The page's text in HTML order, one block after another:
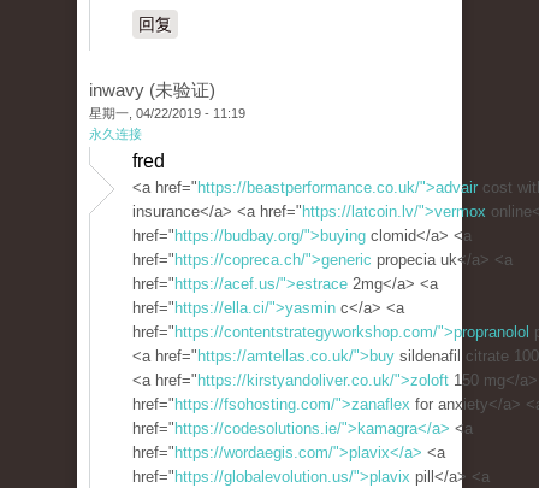
回复
inwavy (未验证)
星期一, 04/22/2019 - 11:19
永久连接
fred
<a href=" https://beastperformance.co.uk/">advair cost
insurance</a> <a href=" https://latcoin.lv/">vermox
href=" https://budbay.org/">buying clomid</a> <a
href=" https://copreca.ch/">generic propecia uk</a> <a
href=" https://acef.us/">estrace 2mg</a> <a
href=" https://ella.ci/">yasmin c</a> <a
href=" https://contentstrategyworkshop.com/">propranolol
<a href=" https://amtellas.co.uk/">buy sildenafil citrate
<a href=" https://kirstyandoliver.co.uk/">zoloft 150 mg</
href=" https://fsohosting.com/">zanaflex for anxiety</a>
href=" https://codesolutions.ie/">kamagra</a> <a
href=" https://wordaegis.com/">plavix</a> <a
href=" https://globalevolution.us/">plavix pill</a> <a